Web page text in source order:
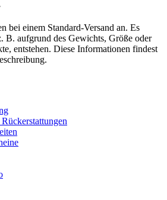
bei einem Standard-Versand an. Es
B. aufgrund des Gewichts, Größe oder
entstehen. Diese Informationen findest